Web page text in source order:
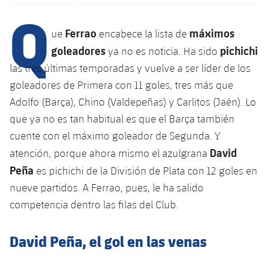
Centro de documentación
plusicon
más
Instalaciones
Spotify Camp Nou
Palau Blaugrana
Q ue Ferrao encabece la lista de máximos
goleadoresya no es noticia. Ha sido pichichi
las tres últimas temporadas y vuelve a ser líder de los
goleadores de Primera con 11 goles, tres más que
Adolfo (Barça), Chino (Valdepeñas) y Carlitos (Jaén). Lo
que ya no es tan habitual es que el Barça también
cuente con el máximo goleador de Segunda. Y
atención, porque ahora mismo el azulgrana David
Peña es pichichi de la División de Plata con 12 goles en
nueve partidos. A Ferrao, pues, le ha salido
competencia dentro las filas del Club.
David Peña, el gol en las venas